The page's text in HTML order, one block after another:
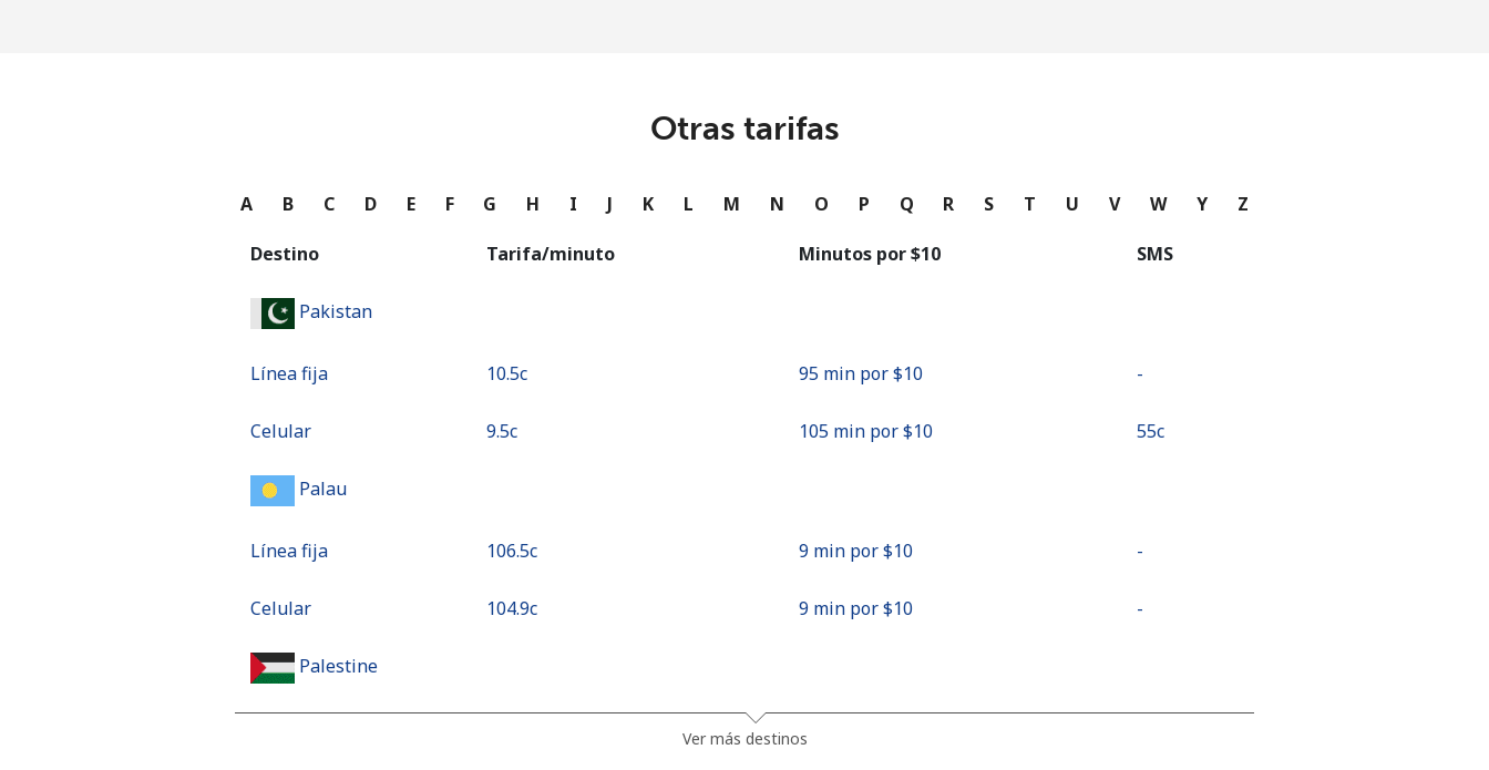
Otras tarifas
A B C D E F G H I J K L M N O P Q R S T U V W Y Z
Destino Tarifa/minuto Minutos por ⁦$10⁩ SMS
Pakistan
Línea fija ⁦10.5c⁩ 95 min por ⁦$10⁩ -
Celular ⁦9.5c⁩ 105 min por ⁦$10⁩ ⁦55c⁩
Palau
Línea fija ⁦106.5c⁩ 9 min por ⁦$10⁩ -
Celular ⁦104.9c⁩ 9 min por ⁦$10⁩ -
Palestine
Ver más destinos